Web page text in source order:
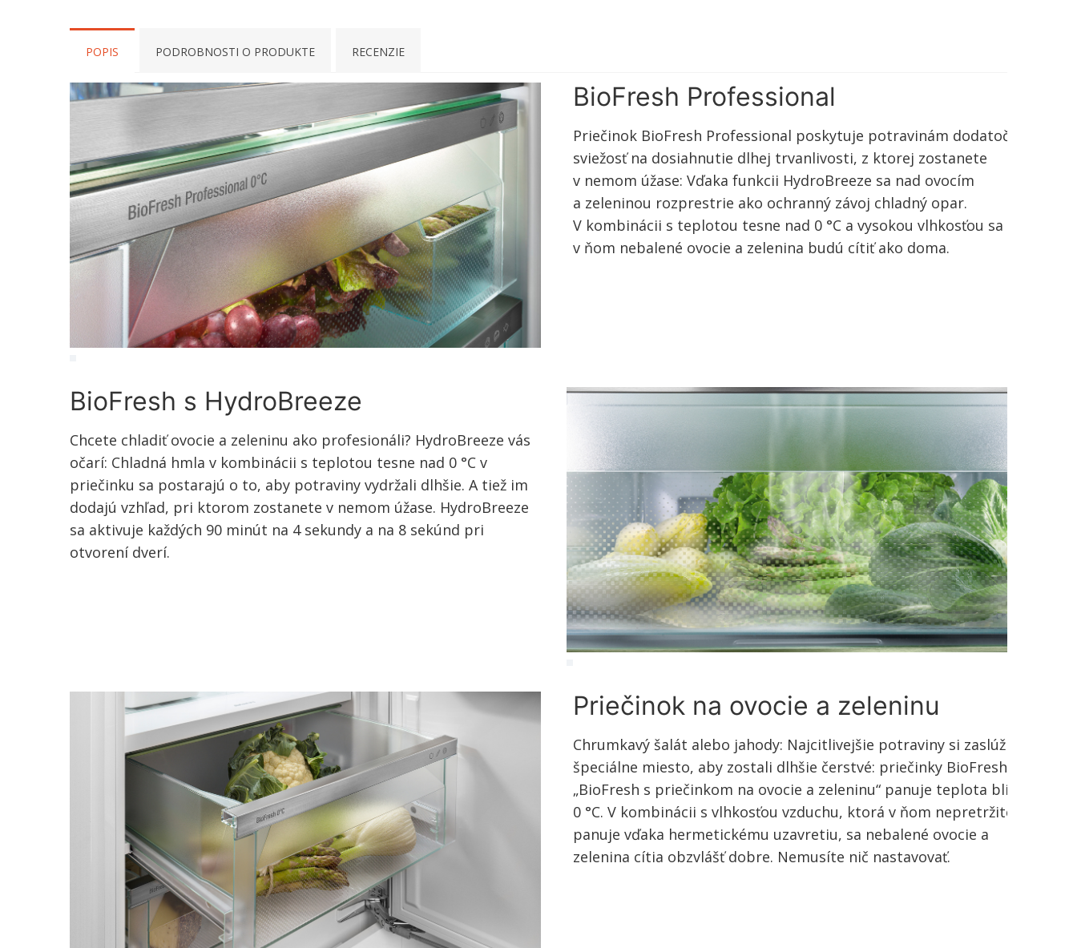
POPIS PODROBNOSTI O PRODUKTE RECENZIE
BioFresh Professional
Priečinok BioFresh Professional poskytuje potravinám dodatočnú
sviežosť na dosiahnutie dlhej trvanlivosti, z ktorej zostanete
v nemom úžase: Vďaka funkcii HydroBreeze sa nad ovocím
a zeleninou rozprestrie ako ochranný závoj chladný opar.
V kombinácii s teplotou tesne nad 0 °C a vysokou vlhkosťou sa
v ňom nebalené ovocie a zelenina budú cítiť ako doma.
BioFresh s HydroBreeze
Chcete chladiť ovocie a zeleninu ako profesionáli? HydroBreeze vás
očarí: Chladná hmla v kombinácii s teplotou tesne nad 0 °C v
priečinku sa postarajú o to, aby potraviny vydržali dlhšie. A tiež im
dodajú vzhľad, pri ktorom zostanete v nemom úžase. HydroBreeze
sa aktivuje každých 90 minút na 4 sekundy a na 8 sekúnd pri
otvorení dverí.
Priečinok na ovocie a zeleninu
Chrumkavý šalát alebo jahody: Najcitlivejšie potraviny si zaslúžia
špeciálne miesto, aby zostali dlhšie čerstvé: priečinky BioFresh. V
„BioFresh s priečinkom na ovocie a zeleninu“ panuje teplota blízko
0 °C. V kombinácii s vlhkosťou vzduchu, ktorá v ňom nepretržite
panuje vďaka hermetickému uzavretiu, sa nebalené ovocie a
zelenina cítia obzvlášť dobre. Nemusíte nič nastavovať.